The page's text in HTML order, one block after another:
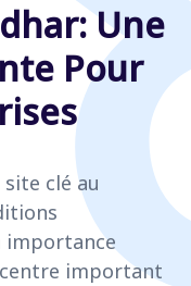
Une
Pour
clé au
importance
important